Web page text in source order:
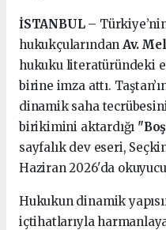
İSTANBUL–
hukukçularından Av.
hukuku literatüründeki
birine imza attı.
dinamik saha
birikimini aktardığı
sayfalık dev eseri,
Haziran 2026'da
Hukukun dinamik
içtihatlarıyla